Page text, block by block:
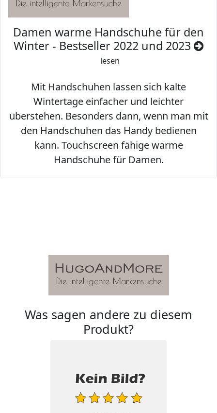
Damen warme Handschuhe für den
Winter - Bestseller 2022 und 2023
lesen
Mit Handschuhen lassen sich kalte
Wintertage einfacher und leichter
überstehen. Besonders dann, wenn man mit
den Handschuhen das Handy bedienen
kann. Touchscreen fähige warme
Handschuhe für Damen.
Was sagen andere zu diesem
Produkt?